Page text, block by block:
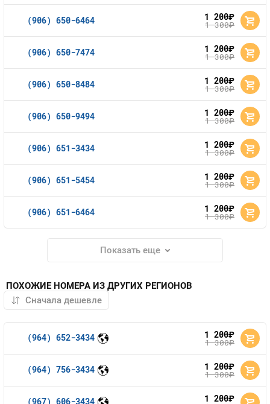
(906) 650-6464 1 200руб.
1 300руб.
(906) 650-7474 1 200руб.
1 300руб.
(906) 650-8484 1 200руб.
1 300руб.
(906) 650-9494 1 200руб.
1 300руб.
(906) 651-3434 1 200руб.
1 300руб.
(906) 651-5454 1 200руб.
1 300руб.
(906) 651-6464 1 200руб.
1 300руб.
Показать еще
ПОХОЖИЕ НОМЕРА ИЗ ДРУГИХ РЕГИОНОВ
(964) 652-3434 1 200руб.
1 300руб.
(964) 756-3434 1 200руб.
1 300руб.
(967) 606-3434 1 200руб.